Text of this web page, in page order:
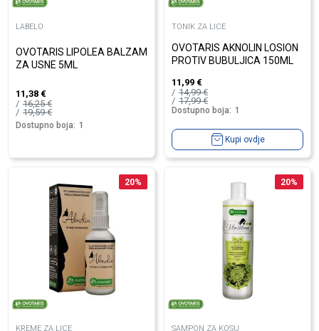
LABELO
OVOTARIS LIPOLEA BALZAM
ZA USNE 5ML
11,38 €
16,25€
19,59€
Dostupno boja: 1
TONIK ZA LICE
OVOTARIS AKNOLIN LOSION
PROTIV BUBULJICA 150ML
11,99 €
14,99€
17,99€
Dostupno boja: 1
Kupi ovdje
20%
KREME ZA LICE
20%
SAMPON ZA KOSU